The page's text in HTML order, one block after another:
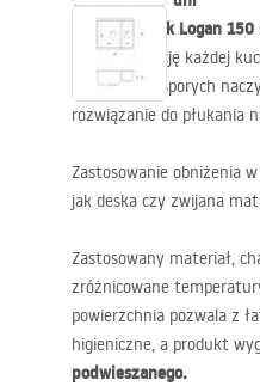
Zlewozmywak Logan 150
się w aranżację każdej
czyszczenie sporych
rozwiązanie do płukania
Zastosowanie obniżenia
jak deska czy zwijana
Zastosowany materiał,
zróżnicowane
powierzchnia pozwala z
higieniczne, a produkt
podwieszanego.